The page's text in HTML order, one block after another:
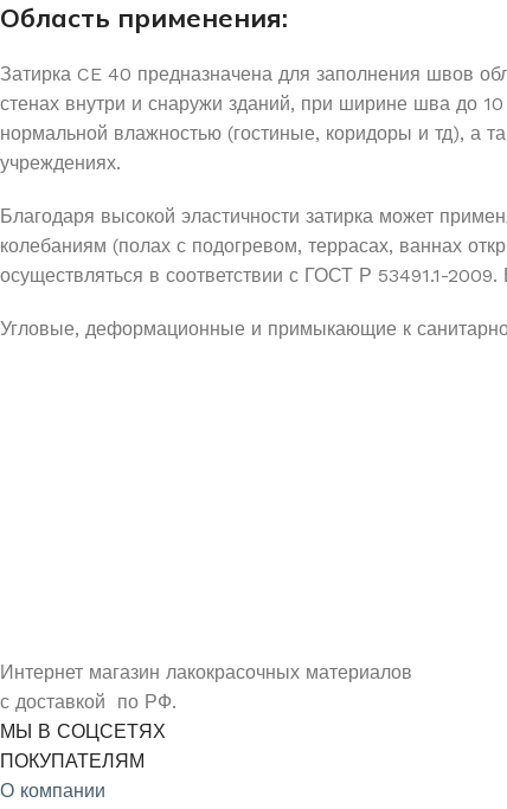
Область применения:
Затирка CE 40 предназначена для заполнения швов
стенах внутри и снаружи зданий, при ширине шва до
нормальной влажностью (гостиные, коридоры и тд), а
учреждениях.
Благодаря высокой эластичности затирка может
колебаниям (полах с подогревом, террасах, ваннах
осуществляться в соответствии с ГОСТ Р 53491.1-
Угловые, деформационные и примыкающие к
Интернет магазин лакокрасочных материалов
с доставкой по РФ.
МЫ В СОЦСЕТЯХ
ПОКУПАТЕЛЯМ
О компании